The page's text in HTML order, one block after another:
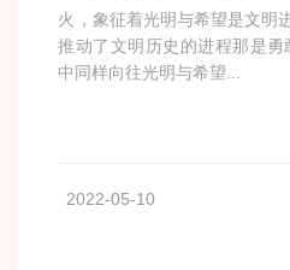
火，象征着光明与希望是文明
推动了文明历史的进程那是
中同样向往光明与希望...
2022-05-10